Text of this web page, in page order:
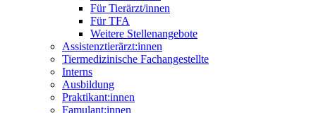
Für Tierärzt/innen
Für TFA
Weitere Stellenangebote
Assistenztierärzt:innen
Tiermedizinische Fachangestellte
Interns
Ausbildung
Praktikant:innen
Famulant:innen